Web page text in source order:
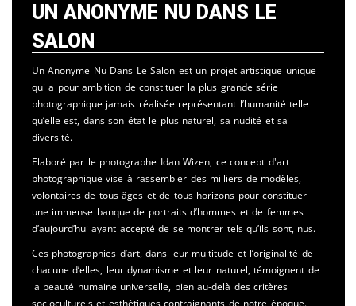
Un Anonyme Nu Dans Le
Salon
Un Anonyme Nu Dans Le Salon est un projet artistique unique
qui a pour ambition de constituer la plus grande série
photographique jamais réalisée représentant l’humanité telle
qu’elle est, dans son état le plus naturel, sa nudité et sa
diversité.
Elaboré par le photographe Idan Wizen, ce concept d'art
photographique vise à rassembler des milliers de modèles,
volontaires de tous âges et de tous horizons pour constituer
une immense banque de portraits d’hommes et de femmes
d’aujourd’hui ayant accepté de se montrer tels qu’ils sont, nus.
Ces photographies d’art, dans leur multitude et l’originalité de
chacune d’elles, leur dynamisme et leur naturel, témoignent de
la beauté humaine universelle, bien au-delà des critères